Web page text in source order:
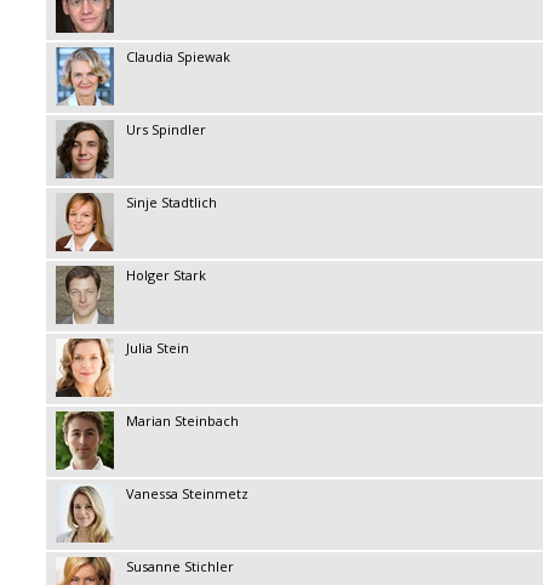
Claudia Spiewak
Urs Spindler
Sinje Stadtlich
Holger Stark
Julia Stein
Marian Steinbach
Vanessa Steinmetz
Susanne Stichler